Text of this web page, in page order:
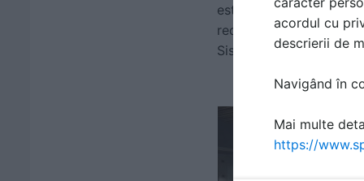
este un factor cheie
redea un sunet
Sistemele audio-video
acordul cu
descrierii de
Navigând în
Mai multe
https://